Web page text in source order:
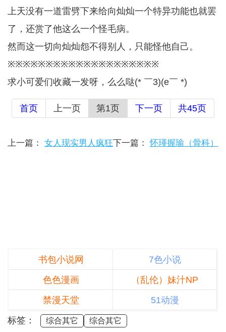
上天没有一道雷劈下来给向灿灿一个特异功能也就罢
了，还赏了他这么一个怪毛病。
然而这一切向灿灿怨不得别人，只能怪他自己。
※※※※※※※※※※※※※※※※※※※※
求小可爱们收藏一发呀，么么哒(* ￣3)(e￣ *)
首页 上一页 第1页 下一页 共45页
上一篇： 女人现实男人疯狂下一篇：怀瑾握瑜（骨科）
书包小说网
7色小说
色色漫画
（乱伦）妹汁NP
禁漫天堂
51动漫
标签：
综合其它 综合其它